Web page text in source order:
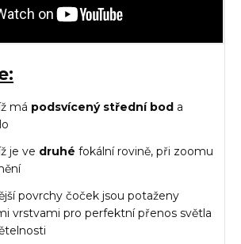
má podsvícený střední bod a
je ve druhé fokální rovině, při zoomu
povrchy čoček jsou potaženy
vrstvami pro perfektní přenos světla